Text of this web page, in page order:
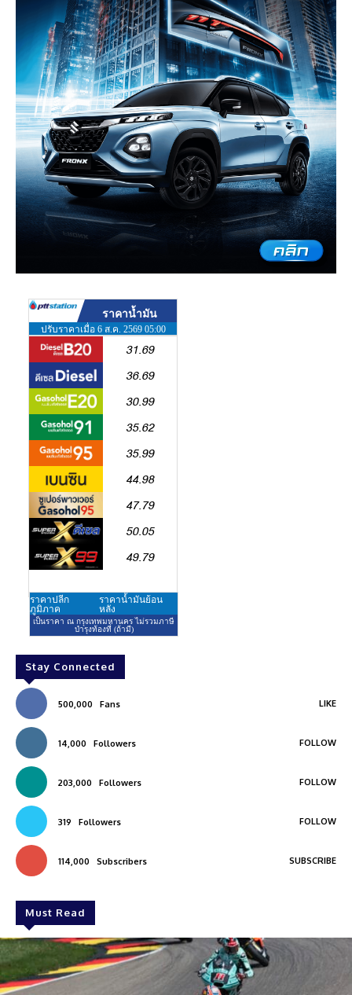
Stay Connected
500,000 Fans LIKE
14,000 Followers FOLLOW
203,000 Followers FOLLOW
319 Followers FOLLOW
114,000 Subscribers SUBSCRIBE
Must Read